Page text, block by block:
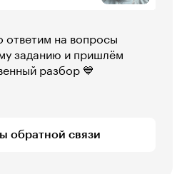
ответим на вопросы
заданию и пришлём
разбор 💙
обратной связи